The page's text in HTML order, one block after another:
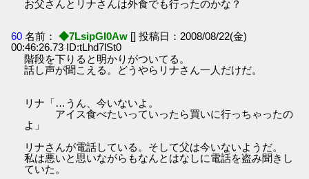
お父さんとリナさんは外食でも行ったのかな？
60 名前： ◆7LsipGI0Aw [] 投稿日：2008/08/22(金)
00:46:26.73 ID:tLhd7lSt0
階段を下りると明かりがついてる。
話し声が聞こえる。どうやらリナさん一人だけだ。
リナ「…うん、今いないよ。
アイス食べたいっていったら買いに行っちゃったの
よ」
リナさんが電話している。そして父は今いないようだ。
私は悪いと思いながらもなんとはなしに電話を盗み聞きし
ていた。